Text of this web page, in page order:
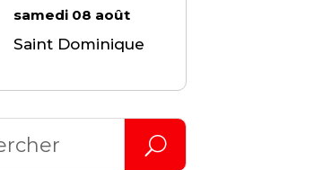
samedi 08 août
Saint Dominique